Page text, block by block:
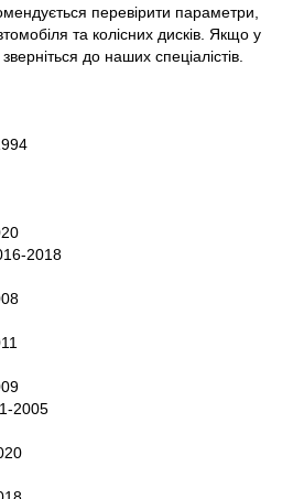
перевірити параметри,
та колісних дисків. Якщо у
до наших спеціалістів.
2018
2005